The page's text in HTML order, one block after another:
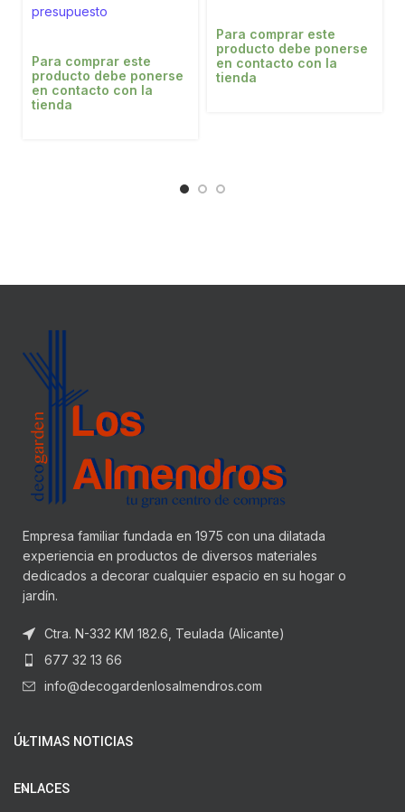
presupuesto
Para comprar este
producto debe ponerse
en contacto con la
tienda
Para comprar este
producto debe ponerse
en contacto con la
tienda
Empresa familiar fundada en 1975 con una dilatada
experiencia en productos de diversos materiales
dedicados a decorar cualquier espacio en su hogar o
jardín.
Ctra. N-332 KM 182.6, Teulada (Alicante)
677 32 13 66
info@decogardenlosalmendros.com
ÚLTIMAS NOTICIAS
ENLACES